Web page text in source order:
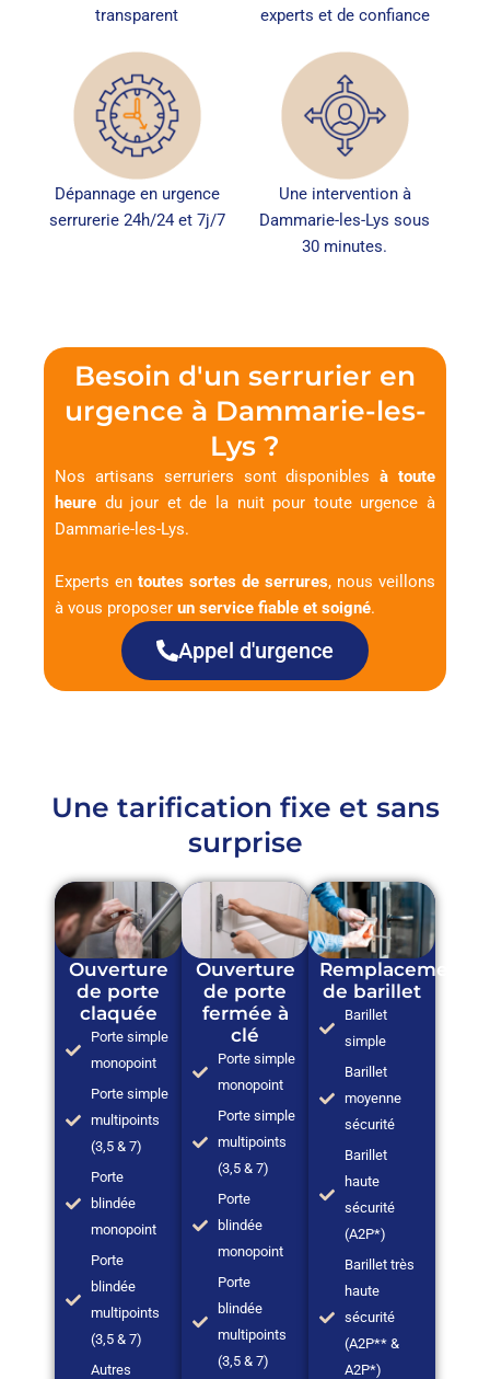
transparent
experts et de confiance
Dépannage en urgence
serrurerie 24h/24 et 7j/7
Une intervention à
Dammarie-les-Lys sous
30 minutes.
Besoin d'un serrurier en
urgence à Dammarie-les-
Lys ?
Nos artisans serruriers sont disponiblesà toute
heure du jour et de la nuit pour toute urgence à
Dammarie-les-Lys.
Experts en toutes sortes de serrures, nous veillons
à vous proposer un service fiable et soigné.
Appel d'urgence
Une tarification fixe et sans
surprise
Ouverture
de porte
claquée
Porte simple
monopoint
Porte simple
multipoints
(3,5 & 7)
Porte
blindée
monopoint
Porte
blindée
multipoints
(3,5 & 7)
Autres
Ouverture
de porte
fermée à
clé
Porte simple
monopoint
Porte simple
multipoints
(3,5 & 7)
Porte
blindée
monopoint
Porte
blindée
multipoints
(3,5 & 7)
Remplacement
de barillet
Barillet
simple
Barillet
moyenne
sécurité
Barillet
haute
sécurité
(A2P*)
Barillet très
haute
sécurité
(A2P** &
A2P*)